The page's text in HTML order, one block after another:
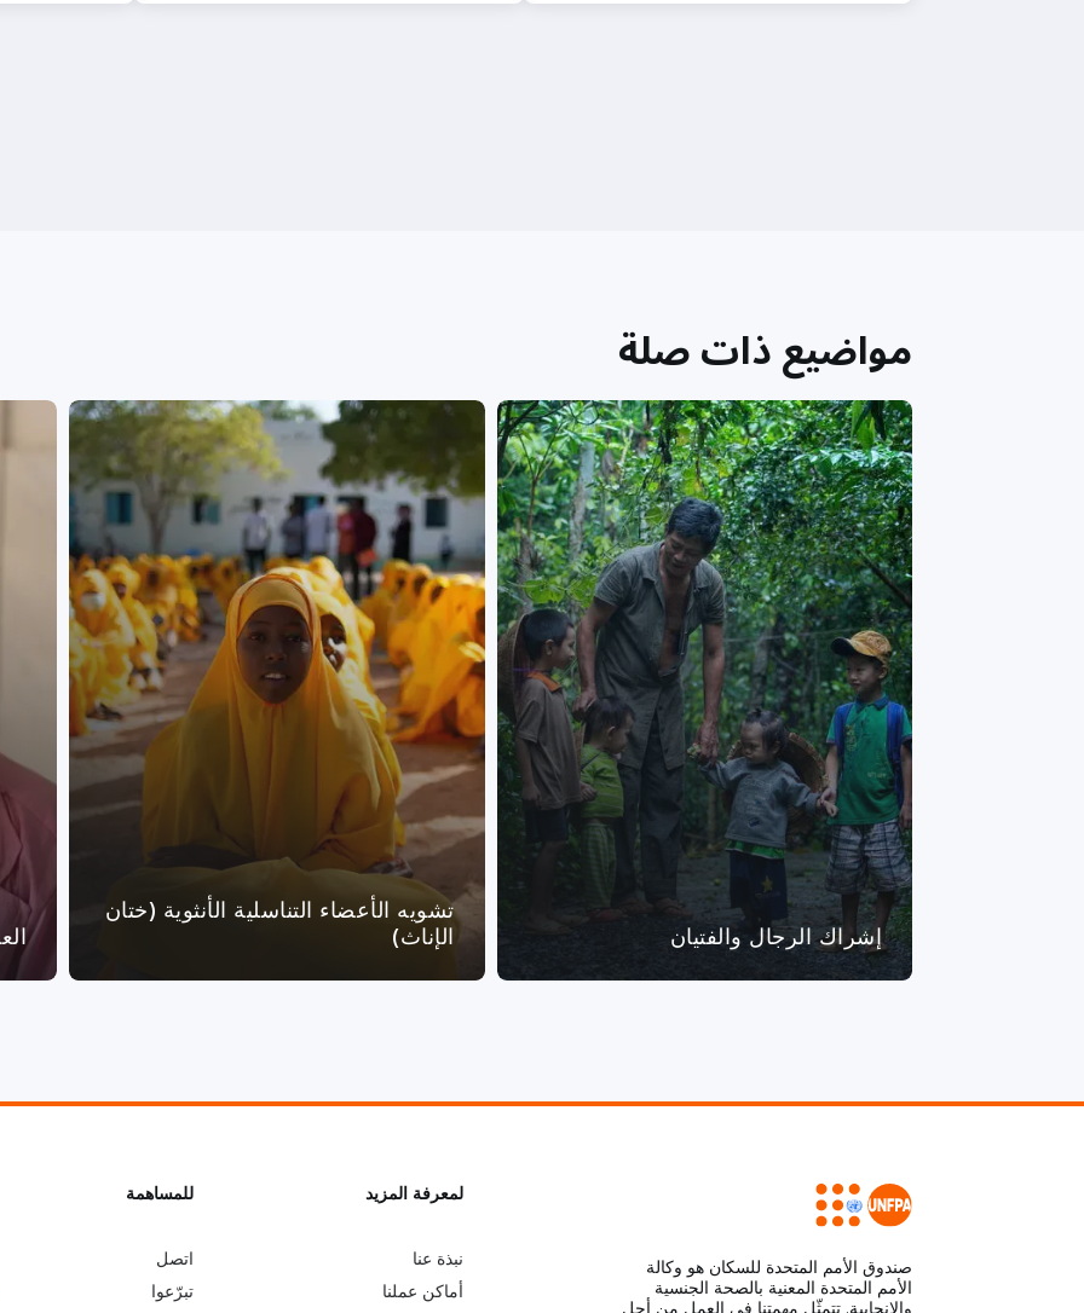
مواضيع ذات صلة
إشراك الرجال والفتيان
تشويه الأعضاء التناسلية الأنثوية (ختان
الإناث)
صندوق الأمم المتحدة للسكان هو وكالة
الأمم المتحدة المعنية بالصحة الجنسية
والإنجابية. تتمثّل مهمتنا في العمل من أجل
L
e
لمعرفة المزيد
نبذة عنا
أماكن عملنا
G
o
للمساهمة
اتصل
تبرّعوا